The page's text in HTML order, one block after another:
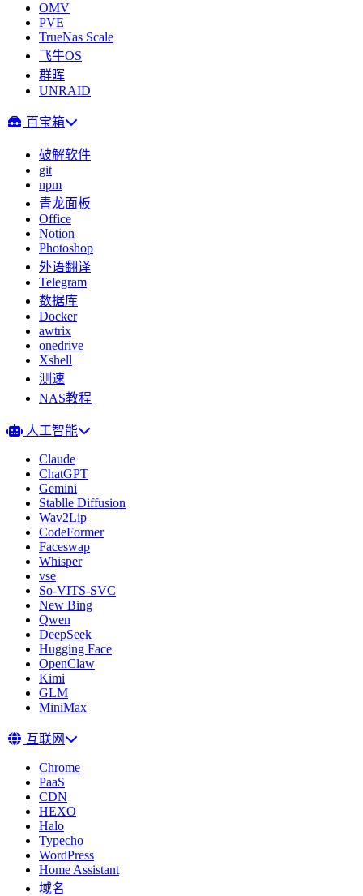
OMV
PVE
TrueNas Scale
飞牛OS
群晖
UNRAID
百宝箱
破解软件
git
npm
青龙面板
Office
Notion
Photoshop
外语翻译
Telegram
数据库
Docker
awtrix
onedrive
Xshell
测速
NAS教程
人工智能
Claude
ChatGPT
Gemini
Stablle Diffusion
Wav2Lip
CodeFormer
Faceswap
Whisper
vse
So-VITS-SVC
New Bing
Qwen
DeepSeek
Hugging Face
OpenClaw
Kimi
GLM
MiniMax
互联网
Chrome
PaaS
CDN
HEXO
Halo
Typecho
WordPress
Home Assistant
域名